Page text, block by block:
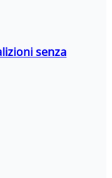
senza